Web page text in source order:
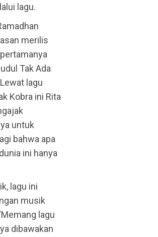
lagu.
merilis
Tak Ada
lagu
Kobra ini Rita
untuk
bahwa apa
ini hanya
lagu ini
musik
lagu
dibawakan